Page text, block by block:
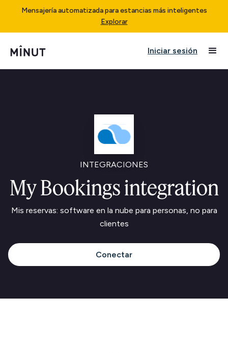
Mensajería automatizada para estancias más inteligentes
Explorar
Iniciar sesión
INTEGRACIONES
My Bookings integration
Mis reservas: software en la nube para personas, no para
clientes
Conectar